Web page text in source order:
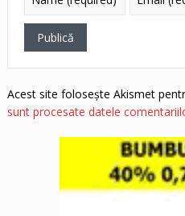
Acest site folosește Akismet
sunt procesate datele